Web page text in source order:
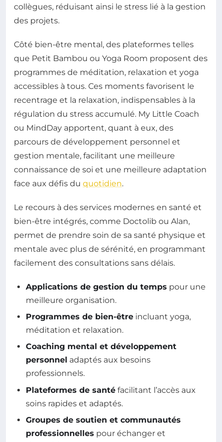
collègues, réduisant ainsi le stress lié à la gestion
des projets.
Côté bien-être mental, des plateformes telles
que Petit Bambou ou Yoga Room proposent des
programmes de méditation, relaxation et yoga
accessibles à tous. Ces moments favorisent le
recentrage et la relaxation, indispensables à la
régulation du stress accumulé. My Little Coach
ou MindDay apportent, quant à eux, des
parcours de développement personnel et
gestion mentale, facilitant une meilleure
connaissance de soi et une meilleure adaptation
face aux défis du quotidien.
Le recours à des services modernes en santé et
bien-être intégrés, comme Doctolib ou Alan,
permet de prendre soin de sa santé physique et
mentale avec plus de sérénité, en programmant
facilement des consultations sans délais.
Applications de gestion du temps pour une
meilleure organisation.
Programmes de bien-être incluant yoga,
méditation et relaxation.
Coaching mental et développement
personnel adaptés aux besoins
professionnels.
Plateformes de santé facilitant l’accès aux
soins rapides et adaptés.
Groupes de soutien et communautés
professionnelles pour échanger et